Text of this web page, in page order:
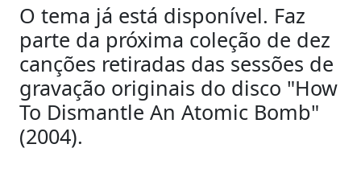
O tema já está disponível. Faz
parte da próxima coleção de dez
canções retiradas das sessões de
gravação originais do disco "How
To Dismantle An Atomic Bomb"
(2004).